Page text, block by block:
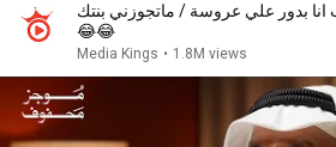
بدور علي عروسة / ماتجوزني بنتك
😂😂
Media Kings • 1.8M views